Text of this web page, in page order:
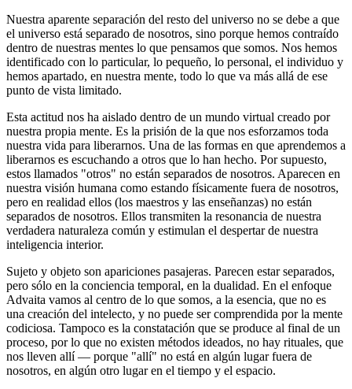
Nuestra aparente separación del resto del universo no se debe a que
el universo está separado de nosotros, sino porque hemos contraído
dentro de nuestras mentes lo que pensamos que somos. Nos hemos
identificado con lo particular, lo pequeño, lo personal, el individuo y
hemos apartado, en nuestra mente, todo lo que va más allá de ese
punto de vista limitado.
Esta actitud nos ha aislado dentro de un mundo virtual creado por
nuestra propia mente. Es la prisión de la que nos esforzamos toda
nuestra vida para liberarnos. Una de las formas en que aprendemos a
liberarnos es escuchando a otros que lo han hecho. Por supuesto,
estos llamados "otros" no están separados de nosotros. Aparecen en
nuestra visión humana como estando físicamente fuera de nosotros,
pero en realidad ellos (los maestros y las enseñanzas) no están
separados de nosotros. Ellos transmiten la resonancia de nuestra
verdadera naturaleza común y estimulan el despertar de nuestra
inteligencia interior.
Sujeto y objeto son apariciones pasajeras. Parecen estar separados,
pero sólo en la conciencia temporal, en la dualidad. En el enfoque
Advaita vamos al centro de lo que somos, a la esencia, que no es
una creación del intelecto, y no puede ser comprendida por la mente
codiciosa. Tampoco es la constatación que se produce al final de un
proceso, por lo que no existen métodos ideados, no hay rituales, que
nos lleven allí ― porque "allí" no está en algún lugar fuera de
nosotros, en algún otro lugar en el tiempo y el espacio.